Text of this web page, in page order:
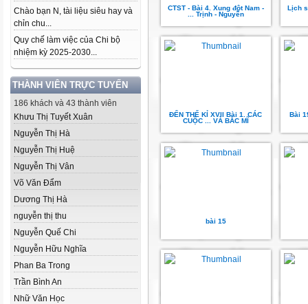
Chào bạn N, tài liệu siêu hay và
chỉn chu...
Quy chế làm việc của Chi bộ
nhiệm kỳ 2025-2030...
THÀNH VIÊN TRỰC TUYẾN
186 khách và 43 thành viên
Khưu Thị Tuyết Xuân
Nguyễn Thị Hà
Nguyễn Thị Huệ
Nguyễn Thị Vân
Võ Văn Đẩm
Dương Thị Hà
nguyễn thị thu
Nguyễn Quế Chi
Nguyễn Hữu Nghĩa
Phan Ba Trong
Trần Bình An
Nhữ Văn Học
CTST - Bài 4. Xung đột Nam -
... Trịnh - Nguyễn
Lịch
ĐẾN THẾ KỈ XVII Bài 1. CÁC
CUỘC ... VÀ BẮC MĨ
Bài
bài 15